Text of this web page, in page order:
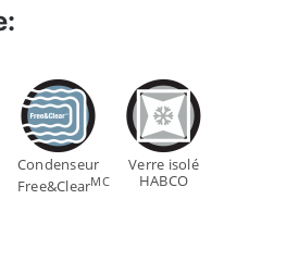
Condenseur
Free&ClearMC
Verre isolé
HABCO